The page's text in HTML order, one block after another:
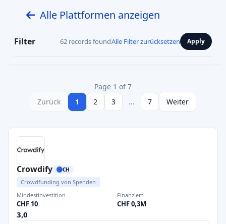
Alle Plattformen anzeigen
Filter 62 records foundAlle Filter zurücksetzen Apply
Page 1 of 7
Zurück
1 2 3 ... 7 Weiter
Crowdify CH
Crowdfunding von Spenden
Mindestinvestition
CHF 10
Finanziert
CHF 0,3M
3,0